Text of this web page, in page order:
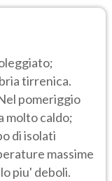
tirrenica.
pomeriggio
molto caldo;
di isolati
massime
piu' deboli.